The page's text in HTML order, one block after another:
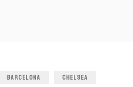
BARCELONA CHELSEA